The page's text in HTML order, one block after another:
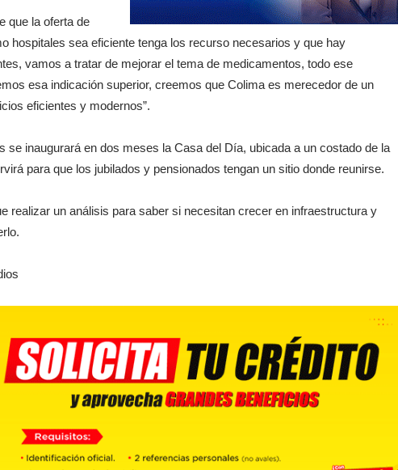
que la oferta de
hospitales sea eficiente tenga los recurso necesarios y que hay
vamos a tratar de mejorar el tema de medicamentos, todo ese
esa indicación superior, creemos que Colima es merecedor de un
eficientes y modernos”.
se inaugurará en dos meses la Casa del Día, ubicada a un costado de la
para que los jubilados y pensionados tengan un sitio donde reunirse.
realizar un análisis para saber si necesitan crecer en infraestructura y